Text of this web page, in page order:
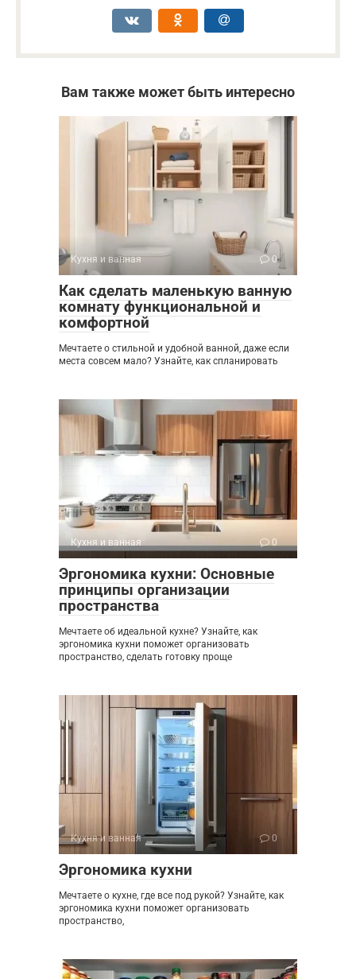
Вам также может быть интересно
Кухня и ванная 0
Как сделать маленькую ванную
комнату функциональной и
комфортной
Мечтаете о стильной и удобной ванной, даже если
места совсем мало? Узнайте, как спланировать
Кухня и ванная 0
Эргономика кухни: Основные
принципы организации
пространства
Мечтаете об идеальной кухне? Узнайте, как
эргономика кухни поможет организовать
пространство, сделать готовку проще
Кухня и ванная 0
Эргономика кухни
Мечтаете о кухне, где все под рукой? Узнайте, как
эргономика кухни поможет организовать
пространство,